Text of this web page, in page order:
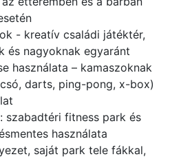
- kreatív családi játéktér,
és nagyoknak egyaránt
használata – kamaszoknak
darts, ping-pong, x-box)
szabadtéri fitness park és
használata
saját park tele fákkal,